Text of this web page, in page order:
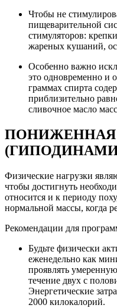
Чтобы не
пищеварительной
стимуляторов:
жареных кушаний,
Особенно важно
это одновременно и
граммах спирта
приблизительно
сливочное масло
Физические нагрузки
чтобы достигнуть
относится и к периоду
нормальной массы, когда
Рекомендации для
Будьте физически
еженедельно как
проявлять
течение двух с
Энергетические
2000 килокалорий.